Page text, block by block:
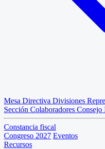
Mesa Directiva Divisiones
Sección Colaboradores Consejo
Constancia fiscal
Congreso 2027 Eventos
Recursos